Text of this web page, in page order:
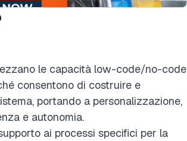
le capacità low-code/no-code
consentono di costruire e
portando a personalizzazione,
e autonomia.
ai processi specifici per la